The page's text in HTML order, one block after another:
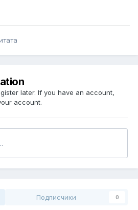
later. If you have an account,
account.
Подписчики 0